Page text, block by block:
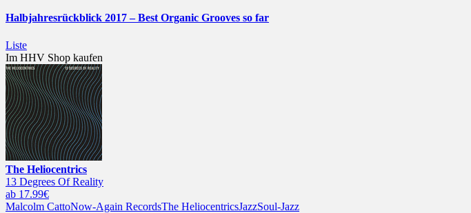
Halbjahresrückblick 2017 – Best Organic Grooves so far
Liste
Im HHV Shop kaufen
The Heliocentrics
13 Degrees Of Reality
ab 17.99€
Malcolm CattoNow-Again RecordsThe HeliocentricsJazzSoul-Jazz